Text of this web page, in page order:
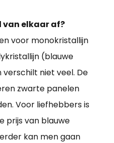
van elkaar af?
voor monokristallijn
(blauwe
niet veel. De
zwarte panelen
Voor liefhebbers is
prijs van blauwe
kan men gaan